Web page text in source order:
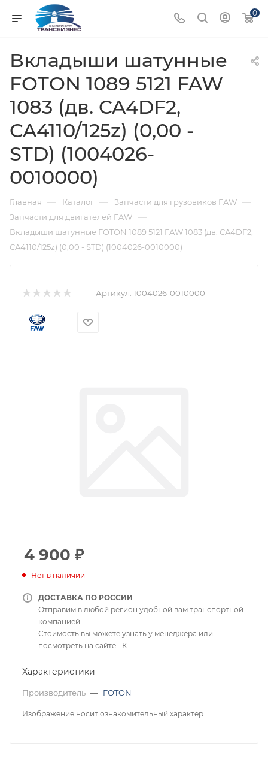
0
Вкладыши шатунные
FOTON 1089 5121 FAW
1083 (дв. CA4DF2,
CA4110/125z) (0,00 -
STD) (1004026-
0010000)
Главная — Каталог — Запчасти для грузовиков FAW —
Запчасти для двигателей FAW —
Вкладыши шатунные FOTON 1089 5121 FAW 1083 (дв. CA4DF2,
CA4110/125z) (0,00 - STD) (1004026-0010000)
Артикул: 1004026-0010000
4 900 ₽
Нет в наличии
ДОСТАВКА ПО РОССИИ
Отправим в любой регион удобной вам транспортной
компанией.
Стоимость вы можете узнать у менеджера или
посмотреть на сайте ТК
Характеристики
Производитель — FOTON
Изображение носит ознакомительный характер